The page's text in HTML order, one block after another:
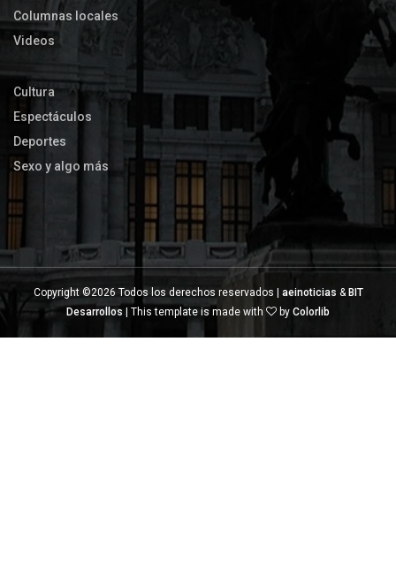
Columnas locales
Videos
Cultura
Espectáculos
Deportes
Sexo y algo más
Copyright ©2026 Todos los derechos reservados | aeinoticias & BIT
Desarrollos | This template is made with by Colorlib